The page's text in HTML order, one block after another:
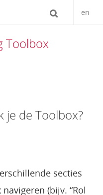
en
Toolbox
je de Toolbox?
secties
(bijv. “Rol